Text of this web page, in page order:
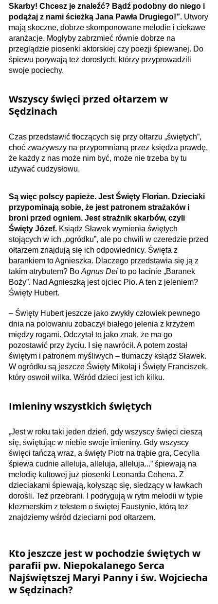
Skarby! Chcesz je znaleźć? Bądź podobny do niego i
podążaj z nami ścieżką Jana Pawła Drugiego!”. Utwory
mają skoczne, dobrze skomponowane melodie i ciekawe
aranżacje. Mogłyby zabrzmieć równie dobrze na
przeglądzie piosenki aktorskiej czy poezji śpiewanej. Do
śpiewu porywają też dorosłych, którzy przyprowadzili
swoje pociechy.
Wszyscy święci przed ołtarzem w
Sędzinach
Czas przedstawić tłoczących się przy ołtarzu „świętych”,
choć zważywszy na przypomnianą przez księdza prawdę,
że każdy z nas może nim być, może nie trzeba by tu
używać cudzysłowu.
Są więc polscy papieże. Jest Święty Florian. Dzieciaki
przypominają sobie, że jest patronem strażaków i
broni przed ogniem. Jest strażnik skarbów, czyli
Święty Józef. Ksiądz Sławek wymienia świętych
stojących w ich „ogródku”, ale po chwili w czeredzie przed
ołtarzem znajdują się ich odpowiednicy. Święta z
barankiem to Agnieszka. Dlaczego przedstawia się ją z
takim atrybutem? Bo Agnus Dei to po łacinie „Baranek
Boży”. Nad Agnieszką jest ojciec Pio. A ten z jeleniem?
Święty Hubert.
– Święty Hubert jeszcze jako zwykły człowiek pewnego
dnia na polowaniu zobaczył białego jelenia z krzyżem
między rogami. Odczytał to jako znak, że ma go
pozostawić przy życiu. I się nawrócił. A potem został
świętym i patronem myśliwych – tłumaczy ksiądz Sławek.
W ogródku są jeszcze Święty Mikołaj i Święty Franciszek,
który oswoił wilka. Wśród dzieci jest ich kilku.
Imieniny wszystkich świętych
„Jest w roku taki jeden dzień, gdy wszyscy święci cieszą
się, świętując w niebie swoje imieniny. Gdy wszyscy
święci tańczą wraz, a święty Piotr na trąbie gra, Cecylia
śpiewa cudnie alleluja, alleluja, alleluja...” śpiewają na
melodię kultowej już piosenki Leonarda Cohena. Z
dzieciakami śpiewają, kołysząc się, siedzący w ławkach
dorośli. Też przebrani. I podrygują w rytm melodii w typie
klezmerskim z tekstem o świętej Faustynie, którą też
znajdziemy wśród dzieciarni pod ołtarzem.
Kto jeszcze jest w pochodzie świętych w
parafii pw. Niepokalanego Serca
Najświętszej Maryi Panny i św. Wojciecha
w Sędzinach?